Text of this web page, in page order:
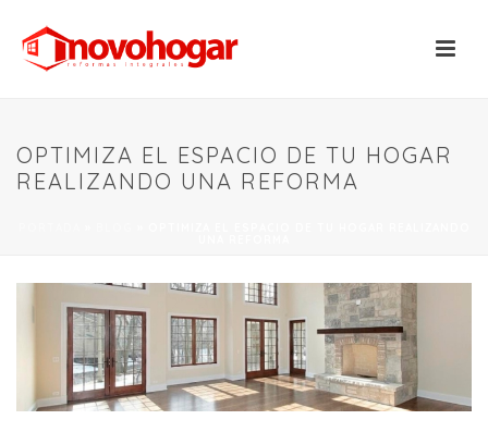
OPTIMIZA EL ESPACIO DE TU HOGAR
REALIZANDO UNA REFORMA